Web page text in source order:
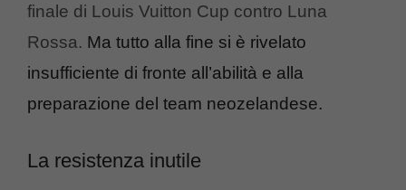
finale di Louis Vuitton Cup contro Luna
Rossa. Ma tutto alla fine si è rivelato
insufficiente di fronte all’abilità e alla
preparazione del team neozelandese.
La resistenza inutile